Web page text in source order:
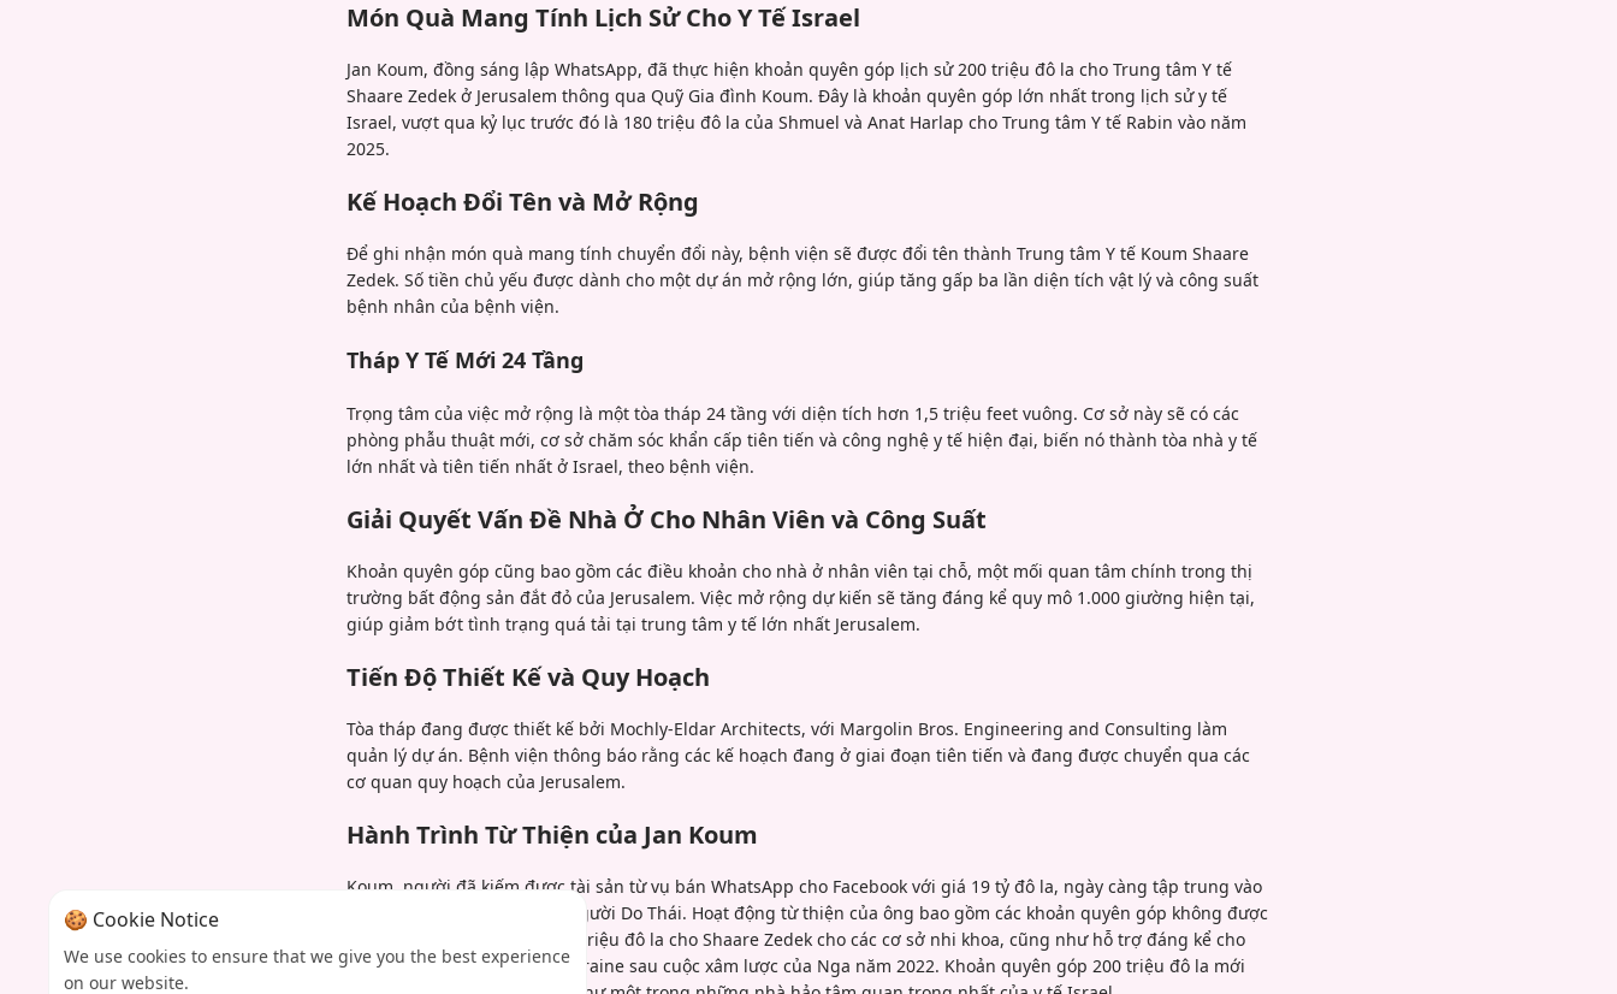
Món Quà Mang Tính Lịch Sử Cho Y Tế Israel
Jan Koum, đồng sáng lập WhatsApp, đã thực hiện khoản quyên góp lịch sử 200 triệu đô la cho Trung tâm Y tế
Shaare Zedek ở Jerusalem thông qua Quỹ Gia đình Koum. Đây là khoản quyên góp lớn nhất trong lịch sử y tế
Israel, vượt qua kỷ lục trước đó là 180 triệu đô la của Shmuel và Anat Harlap cho Trung tâm Y tế Rabin vào năm
2025.
Kế Hoạch Đổi Tên và Mở Rộng
Để ghi nhận món quà mang tính chuyển đổi này, bệnh viện sẽ được đổi tên thành Trung tâm Y tế Koum Shaare
Zedek. Số tiền chủ yếu được dành cho một dự án mở rộng lớn, giúp tăng gấp ba lần diện tích vật lý và công suất
bệnh nhân của bệnh viện.
Tháp Y Tế Mới 24 Tầng
Trọng tâm của việc mở rộng là một tòa tháp 24 tầng với diện tích hơn 1,5 triệu feet vuông. Cơ sở này sẽ có các
phòng phẫu thuật mới, cơ sở chăm sóc khẩn cấp tiên tiến và công nghệ y tế hiện đại, biến nó thành tòa nhà y tế
lớn nhất và tiên tiến nhất ở Israel, theo bệnh viện.
Giải Quyết Vấn Đề Nhà Ở Cho Nhân Viên và Công Suất
Khoản quyên góp cũng bao gồm các điều khoản cho nhà ở nhân viên tại chỗ, một mối quan tâm chính trong thị
trường bất động sản đắt đỏ của Jerusalem. Việc mở rộng dự kiến sẽ tăng đáng kể quy mô 1.000 giường hiện tại,
giúp giảm bớt tình trạng quá tải tại trung tâm y tế lớn nhất Jerusalem.
Tiến Độ Thiết Kế và Quy Hoạch
Tòa tháp đang được thiết kế bởi Mochly-Eldar Architects, với Margolin Bros. Engineering and Consulting làm
quản lý dự án. Bệnh viện thông báo rằng các kế hoạch đang ở giai đoạn tiên tiến và đang được chuyển qua các
cơ quan quy hoạch của Jerusalem.
Hành Trình Từ Thiện của Jan Koum
Koum, người đã kiếm được tài sản từ vụ bán WhatsApp cho Facebook với giá 19 tỷ đô la, ngày càng tập trung vào
các hoạt động từ thiện của người Do Thái. Hoạt động từ thiện của ông bao gồm các khoản quyên góp không được
tiết lộ trước đó tổng cộng 25 triệu đô la cho Shaare Zedek cho các cơ sở nhi khoa, cũng như hỗ trợ đáng kể cho
các tổ chức Do Thái hỗ trợ Ukraine sau cuộc xâm lược của Nga năm 2022. Khoản quyên góp 200 triệu đô la mới
🍪 Cookie Notice
We use cookies to ensure that we give you the best experience
on our website.